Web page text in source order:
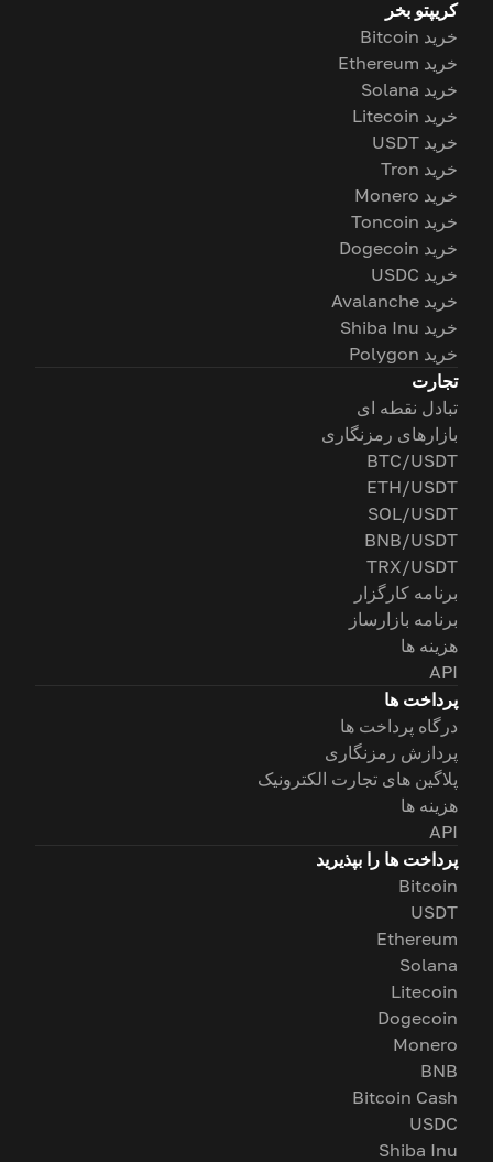
کریپتو بخر
خرید Bitcoin
خرید Ethereum
خرید Solana
خرید Litecoin
خرید USDT
خرید Tron
خرید Monero
خرید Toncoin
خرید Dogecoin
خرید USDC
خرید Avalanche
خرید Shiba Inu
خرید Polygon
تجارت
تبادل نقطه ای
بازارهای رمزنگاری
BTC/USDT
ETH/USDT
SOL/USDT
BNB/USDT
TRX/USDT
برنامه کارگزار
برنامه بازارساز
هزینه ها
API
پرداخت ها
درگاه پرداخت ها
پردازش رمزنگاری
پلاگین های تجارت الکترونیک
هزینه ها
API
پرداخت ها را بپذیرید
Bitcoin
USDT
Ethereum
Solana
Litecoin
Dogecoin
Monero
BNB
Bitcoin Cash
USDC
Shiba Inu